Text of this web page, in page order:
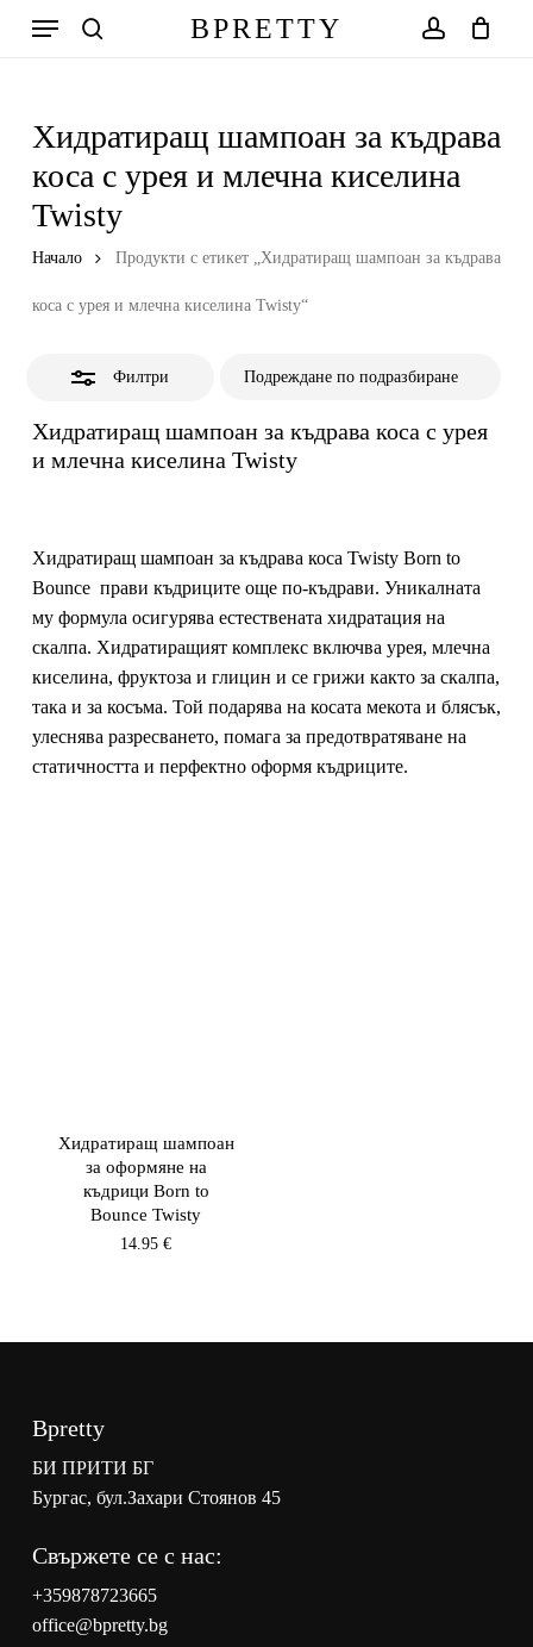
BPRETTY
Меню
Хидратиращ шампоан за къдрава
коса с урея и млечна киселина
Twisty
Начало Продукти с етикет „Хидратиращ шампоан за къдрава
коса с урея и млечна киселина Twisty“
Филтри
Хидратиращ шампоан за къдрава коса с урея
и млечна киселина Twisty
Хидратиращ шампоан за къдрава коса Twisty Born to
Bounce прави къдриците още по-къдрави. Уникалната
му формула осигурява естествената хидратация на
скалпа. Хидратиращият комплекс включва урея, млечна
киселина, фруктоза и глицин и се грижи както за скалпа,
така и за косъма. Той подарява на косата мекота и блясък,
улеснява разресването, помага за предотвратяване на
статичността и перфектно оформя къдриците.
Хидратиращ шампоан
за оформяне на
къдрици Born to
Bounce Twisty
14.95€
Bpretty
БИ ПРИТИ БГ
Бургас, бул.Захари Стоянов 45
Свържете се с нас:
+359878723665
office@bpretty.bg